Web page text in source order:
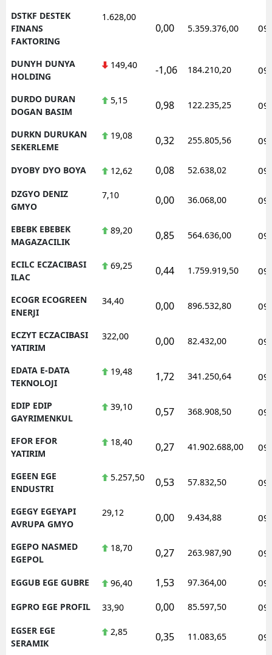
DSTKF DESTEK
FINANS
FAKTORING
1.628,00
0,00 5.359.376,00
DUNYH DUNYA
HOLDING
149,40 -1,06 184.210,20
DURDO DURAN
DOGAN BASIM
5,15 0,98 122.235,25
DURKN DURUKAN
SEKERLEME
19,08 0,32 255.805,56
DYOBY DYO BOYA 12,62 0,08 52.638,02
DZGYO DENIZ
GMYO
7,10 0,00 36.068,00
EBEBK EBEBEK
MAGAZACILIK
89,20 0,85 564.636,00
ECILC ECZACIBASI
ILAC
69,25 0,44 1.759.919,50
ECOGR ECOGREEN
ENERJI
34,40 0,00 896.532,80
ECZYT ECZACIBASI
YATIRIM
322,00 0,00 82.432,00
EDATA E-DATA
TEKNOLOJI
19,48 1,72 341.250,64
EDIP EDIP
GAYRIMENKUL
39,10 0,57 368.908,50
EFOR EFOR
YATIRIM
18,40 0,27 41.902.688,00
EGEEN EGE
ENDUSTRI
5.257,50 0,53 57.832,50
EGEGY EGEYAPI
AVRUPA GMYO
29,12 0,00 9.434,88
EGEPO NASMED
EGEPOL
18,70 0,27 263.987,90
EGGUB EGE GUBRE 96,40 1,53 97.364,00
EGPRO EGE PROFIL 33,90 0,00 85.597,50
EGSER EGE
SERAMIK
2,85 0,35 11.083,65